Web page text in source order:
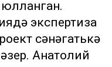
экспертиза
сәнәгатькә
Анатолий